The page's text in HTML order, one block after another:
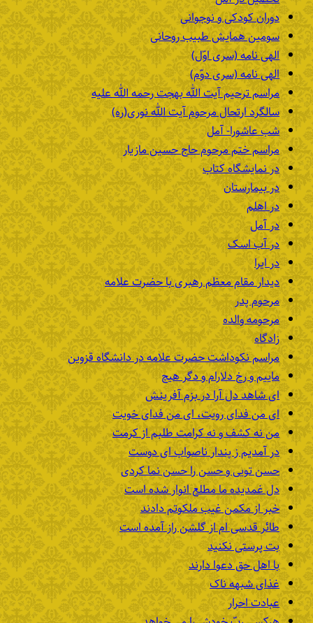
دوران کودکی و نوجوانی
سومین همایش طبیب روحانی
الهی نامه (سری اوّل)
الهی نامه (سری دوّم)
مراسم ترحیم آیت الله بهجت رحمه الله علیه
سالگرد ارتحال مرحوم آیت الله نوری(ره)
شب عاشورا- آمل
مراسم ختم مرحوم حاج حسین مازیار
در نمایشگاه کتاب
در بیمارستان
در اهلم
در آمل
در آب اسک
در ایرا
دیدار مقام معظم رهبری با حضرت علامه
مرحوم پدر
مرحومه والده
زادگاه
مراسم نکوداشت حضرت علامه در دانشگاه قزوین
ماییم و رخ دلارام و دگر هیچ
ای شاهد دل آرا در بزم آفرینش
ای من فدای رویت، ای من فدای خویت
من نه کشف و نه کرامت طلبم از کرمت
در آمدیم ز پندار ناصواب ای دوست
حسن تویی و حسن را حسن نما کردی
دل غمدیده ما مطلع انوار شده است
خبر از مکمن غیب ملکوتم دادند
طائر قدسی ام از گلشن راز آمده است
بت پرستی نکنید
با اهل حق دعوا دارند
غذای شبهه ناک
عبادت احرار